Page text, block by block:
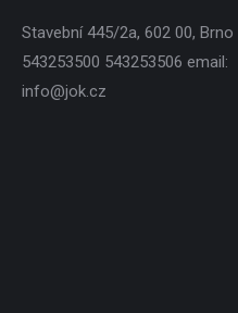
Stavební 445/2a, 602 00, Brno
543253500 543253506 email:
info@jok.cz